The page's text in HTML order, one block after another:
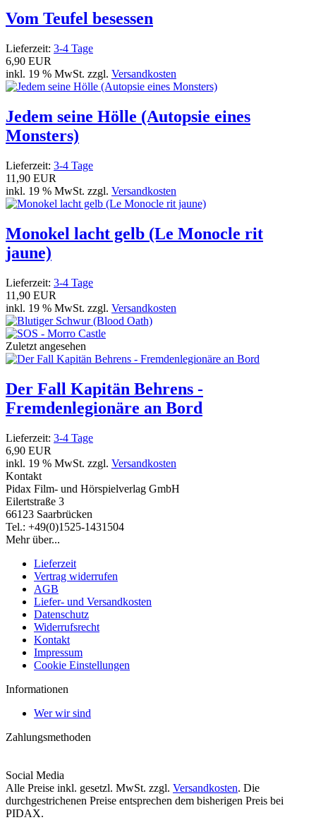
Vom Teufel besessen
Lieferzeit: 3-4 Tage
6,90 EUR
inkl. 19 % MwSt. zzgl. Versandkosten
Jedem seine Hölle (Autopsie eines
Monsters)
Lieferzeit: 3-4 Tage
11,90 EUR
inkl. 19 % MwSt. zzgl. Versandkosten
Monokel lacht gelb (Le Monocle rit
jaune)
Lieferzeit: 3-4 Tage
11,90 EUR
inkl. 19 % MwSt. zzgl. Versandkosten
Zuletzt angesehen
Der Fall Kapitän Behrens -
Fremdenlegionäre an Bord
Lieferzeit: 3-4 Tage
6,90 EUR
inkl. 19 % MwSt. zzgl. Versandkosten
Kontakt
Pidax Film- und Hörspielverlag GmbH
Eilertstraße 3
66123 Saarbrücken
Tel.: +49(0)1525-1431504
Mehr über...
Lieferzeit
Vertrag widerrufen
AGB
Liefer- und Versandkosten
Datenschutz
Widerrufsrecht
Kontakt
Impressum
Cookie Einstellungen
Informationen
Wer wir sind
Zahlungsmethoden
Social Media
Alle Preise inkl. gesetzl. MwSt. zzgl. Versandkosten. Die
durchgestrichenen Preise entsprechen dem bisherigen Preis bei
PIDAX.